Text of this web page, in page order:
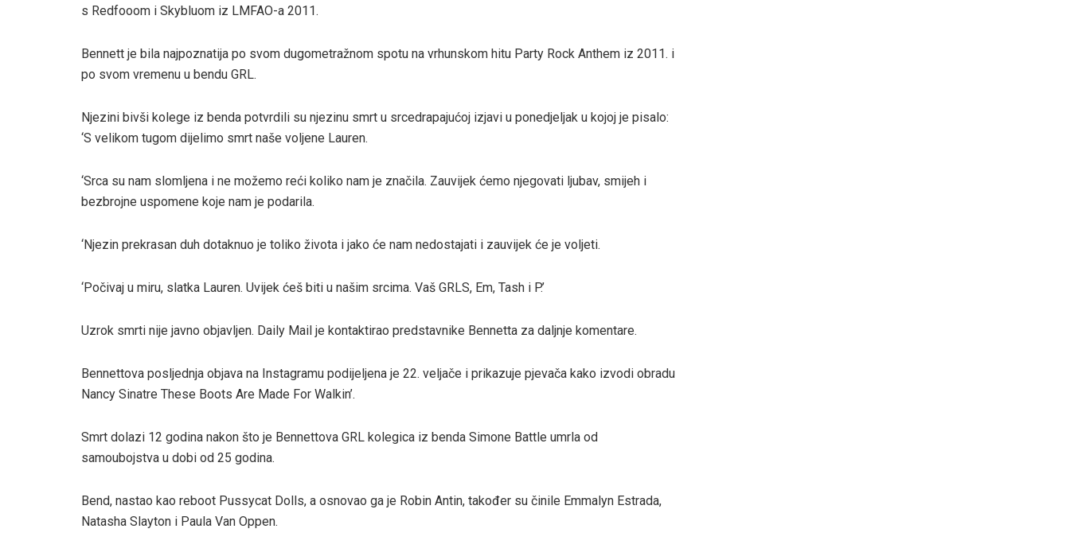
s Redfooom i Skybluom iz LMFAO-a 2011.
Bennett je bila najpoznatija po svom dugometražnom spotu na vrhunskom hitu Party Rock Anthem iz 2011. i
po svom vremenu u bendu GRL.
Njezini bivši kolege iz benda potvrdili su njezinu smrt u srcedrapajućoj izjavi u ponedjeljak u kojoj je pisalo:
‘S velikom tugom dijelimo smrt naše voljene Lauren.
‘Srca su nam slomljena i ne možemo reći koliko nam je značila. Zauvijek ćemo njegovati ljubav, smijeh i
bezbrojne uspomene koje nam je podarila.
‘Njezin prekrasan duh dotaknuo je toliko života i jako će nam nedostajati i zauvijek će je voljeti.
‘Počivaj u miru, slatka Lauren. Uvijek ćeš biti u našim srcima. Vaš GRLS, Em, Tash i P.’
Uzrok smrti nije javno objavljen. Daily Mail je kontaktirao predstavnike Bennetta za daljnje komentare.
Bennettova posljednja objava na Instagramu podijeljena je 22. veljače i prikazuje pjevača kako izvodi obradu
Nancy Sinatre These Boots Are Made For Walkin’.
Smrt dolazi 12 godina nakon što je Bennettova GRL kolegica iz benda Simone Battle umrla od
samoubojstva u dobi od 25 godina.
Bend, nastao kao reboot Pussycat Dolls, a osnovao ga je Robin Antin, također su činile Emmalyn Estrada,
Natasha Slayton i Paula Van Oppen.